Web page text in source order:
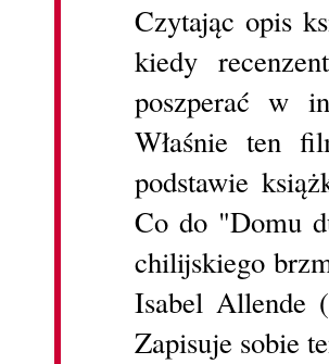
Czytając opis
kiedy
poszperać w
Właśnie ten
podstawie
Co do "Domu
chilijskiego
Isabel Allende
Zapisuje sobie